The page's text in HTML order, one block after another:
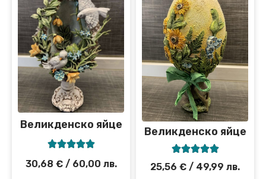
Великденско яйце

30,68 €/ 60,00 лв.
Великденско яйце

25,56 € / 49,99 лв.